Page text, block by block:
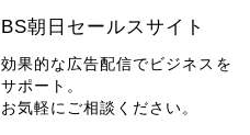
BS朝日セールスサイト
効果的な広告配信でビジネスを
サポート。
お気軽にご相談ください。